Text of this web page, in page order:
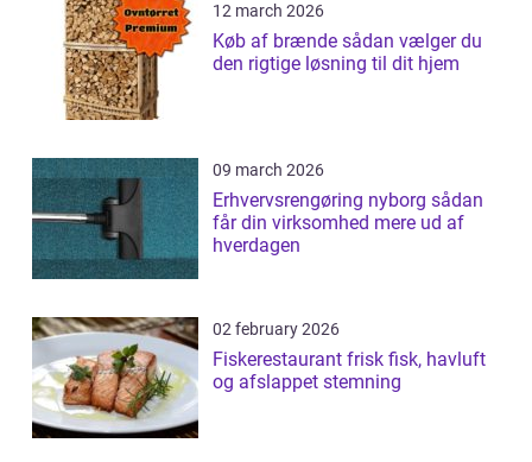
12 march 2026
Køb af brænde sådan vælger du
den rigtige løsning til dit hjem
09 march 2026
Erhvervsrengøring nyborg sådan
får din virksomhed mere ud af
hverdagen
02 february 2026
Fiskerestaurant frisk fisk, havluft
og afslappet stemning